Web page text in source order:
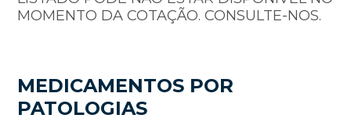
MOMENTO DA COTAÇÃO. CONSULTE-NOS.
MEDICAMENTOS POR
PATOLOGIAS